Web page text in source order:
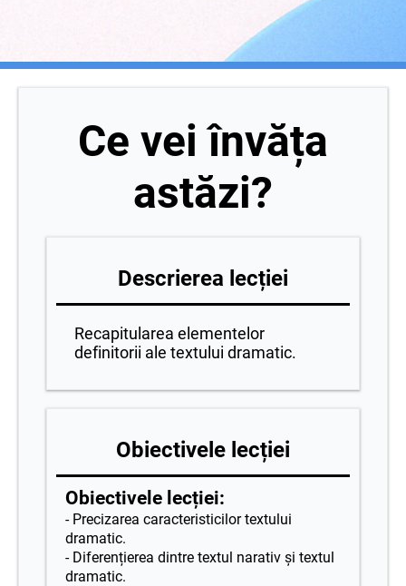
Ce vei învăța
astăzi?
Descrierea lecției
Recapitularea elementelor
definitorii ale textului dramatic.
Obiectivele lecției
Obiectivele lecției:
- Precizarea caracteristicilor textului
dramatic.
- Diferențierea dintre textul narativ și textul
dramatic.